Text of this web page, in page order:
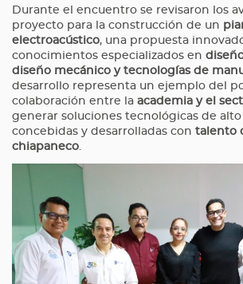
Durante el encuentro se revisaron los
proyecto para la construcción de un
electroacústico, una propuesta
conocimientos especializados en
diseño mecánico y tecnologías de
desarrollo representa un ejemplo del
colaboración entre la academia y el
generar soluciones tecnológicas de
concebidas y desarrolladas con talento
chiapaneco.